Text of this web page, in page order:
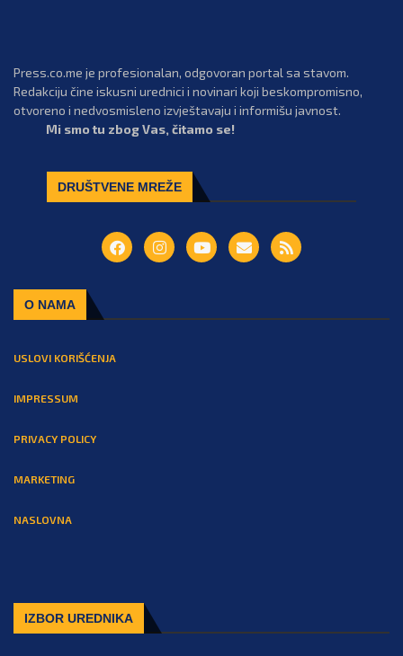
Press.co.me je profesionalan, odgovoran portal sa stavom.
Redakciju čine iskusni urednici i novinari koji beskompromisno,
otvoreno i nedvosmisleno izvještavaju i informišu javnost.
Mi smo tu zbog Vas, čitamo se!
DRUŠTVENE MREŽE
O NAMA
USLOVI KORIŠĆENJA
IMPRESSUM
PRIVACY POLICY
MARKETING
NASLOVNA
IZBOR UREDNIKA